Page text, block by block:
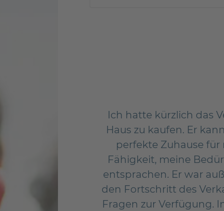
Ich hatte kürzlich das
Haus zu kaufen. Er
perfekte Zuhause
Fähigkeit, meine
entsprachen. Er war
den Fortschritt des
Fragen zur Verfügung.